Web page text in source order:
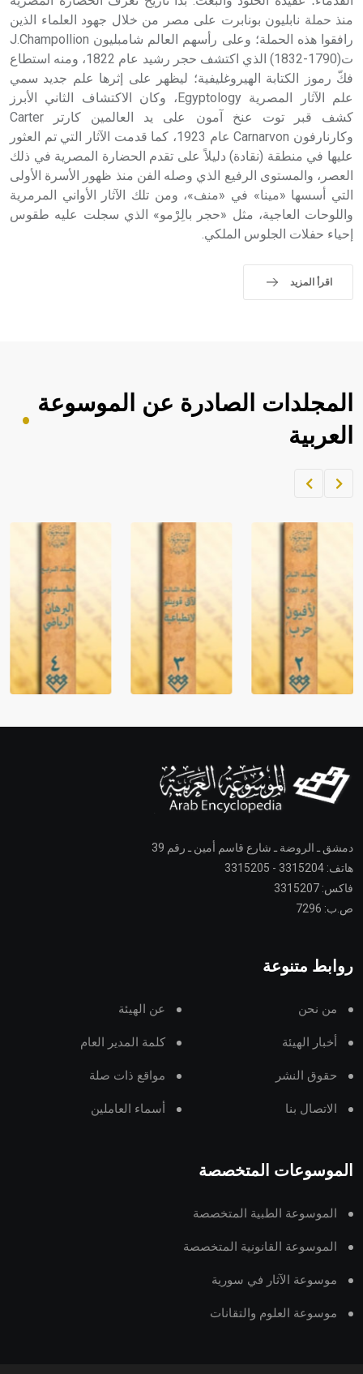
منذ حملة نابليون بونابرت على مصر من خلال جهود العلماء الذين
رافقوا هذه الحملة؛ وعلى رأسهم العالم شامبليون J.Champollion
ت(1790-1832) الذي اكتشف حجر رشيد عام 1822، ومنه استطاع
فكّ رموز الكتابة الهيروغليفية؛ ليظهر على إثرها علم جديد سمي
علم الآثار المصرية Egyptology، وكان الاكتشاف الثاني الأبرز
كشف قبر توت عنخ آمون على يد العالمين كارتر Carter
وكارنارفون Carnarvon عام 1923، كما قدمت الآثار التي تم العثور
عليها في منطقة (نقادة) دليلاً على تقدم الحضارة المصرية في ذلك
العصر، والمستوى الرفيع الذي وصله الفن منذ ظهور الأسرة الأولى
التي أسسها «مينا» في «منف»، ومن تلك الآثار الأواني المرمرية
واللوحات العاجية، مثل «حجر بالِرْمو» الذي سجلت عليه طقوس
إحياء حفلات الجلوس الملكي.
اقرأ المزيد
المجلدات الصادرة عن الموسوعة
العربية
دمشق ـ الروضة ـ شارع قاسم أمين ـ رقم 39
هاتف: 3315204 - 3315205
فاكس: 3315207
ص.ب: 7296
روابط متنوعة
من نحن عن الهيئة
أخبار الهيئة كلمة المدير العام
حقوق النشر مواقع ذات صلة
الاتصال بنا أسماء العاملين
الموسوعات المتخصصة
الموسوعة الطبية المتخصصة
الموسوعة القانونية المتخصصة
موسوعة الآثار في سورية
موسوعة العلوم والتقانات